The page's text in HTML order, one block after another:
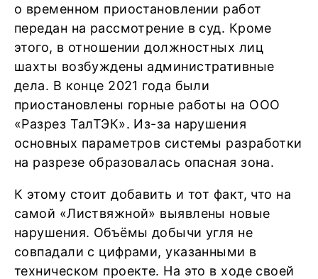
о временном приостановлении работ
передан на рассмотрение в суд. Кроме
этого, в отношении должностных лиц
шахты возбуждены административные
дела. В конце 2021 года были
приостановлены горные работы на ООО
«Разрез ТалТЭК». Из-за нарушения
основных параметров системы разработки
на разрезе образовалась опасная зона.
К этому стоит добавить и тот факт, что на
самой «Листвяжной» выявлены новые
нарушения. Объёмы добычи угля не
совпадали с цифрами, указанными в
техническом проекте. На это в ходе своей